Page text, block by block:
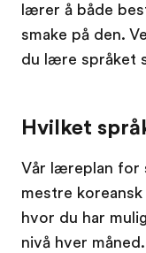
lærer å både
smake på den.
du lære språket
Hvilket
Vår læreplan for
mestre
hvor du har
nivå hver